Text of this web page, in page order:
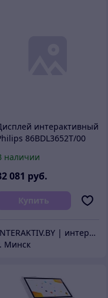
интерактивный
86BDL3652T/00
наличии
081 руб.
Купить
INTERAKTIV.BY | интерактивное оборудование
Минск